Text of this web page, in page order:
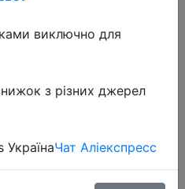
UDD780B,
руб.
виключно для
з різних джерел
УкраїнаЧат Аліекспресс